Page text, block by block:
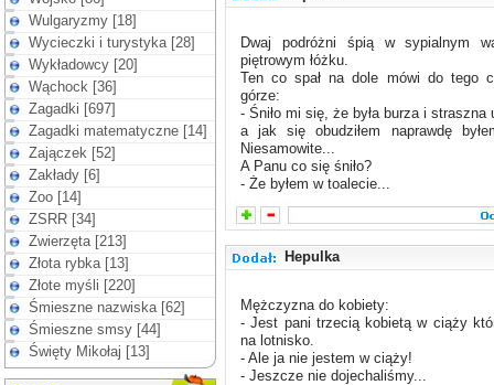
Wulgaryzmy [18]
Wycieczki i turystyka [28]
Wykładowcy [20]
Wąchock [36]
Zagadki [697]
Zagadki matematyczne [14]
Zajączek [52]
Zakłady [6]
Zoo [14]
ZSRR [34]
Zwierzęta [213]
Złota rybka [13]
Złote myśli [220]
Śmieszne nazwiska [62]
Śmieszne smsy [44]
Święty Mikołaj [13]
Dwaj podróżni śpią w sypialnym
piętrowym łóżku.
Ten co spał na dole mówi do tego
górze:
- Śniło mi się, że była burza i straszna
a jak się obudziłem naprawdę
Niesamowite...
A Panu co się śniło?
- Że byłem w toalecie...
Hepulka
Mężczyzna do kobiety:
- Jest pani trzecią kobietą w ciąży
na lotnisko.
- Ale ja nie jestem w ciąży!
- Jeszcze nie dojechaliśmy...